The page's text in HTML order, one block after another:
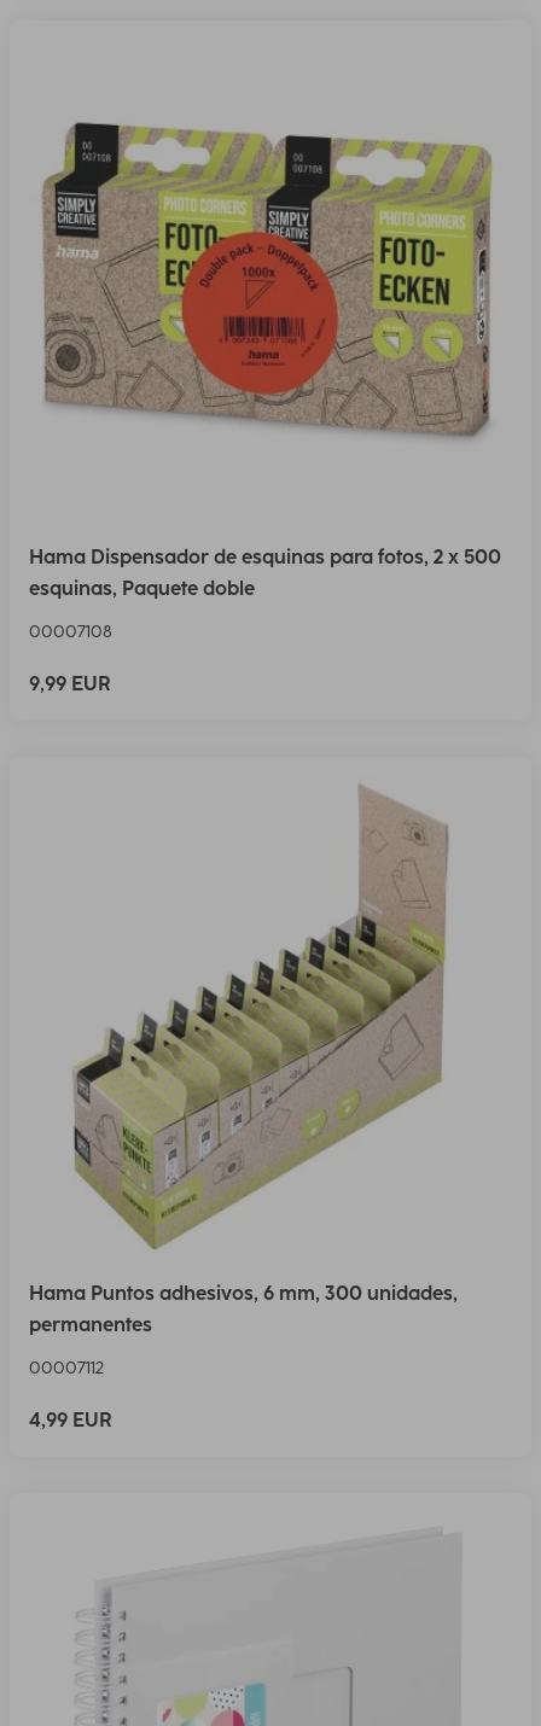
Hama Dispensador de esquinas para fotos, 2 x 500
esquinas, Paquete doble
00007108
9,99 EUR
Hama Puntos adhesivos, 6 mm, 300 unidades,
permanentes
00007112
4,99 EUR